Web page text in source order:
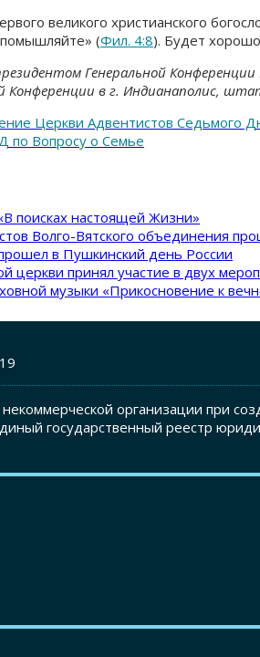
великого христианского
(Фил. 4:8). Будет
Генеральной
Конференции в г. Индианаполис,
Церкви Адвентистов Седьмого
по Вопросу о Семье
поисках настоящей Жизни»
Волго-Вятского объединения
в Пушкинский день России
церкви принял участие в двух
музыки «Прикосновение к
организации при
государственный реестр